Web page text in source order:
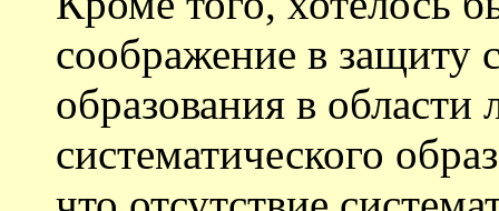
соображение в защиту
образования в
систематического